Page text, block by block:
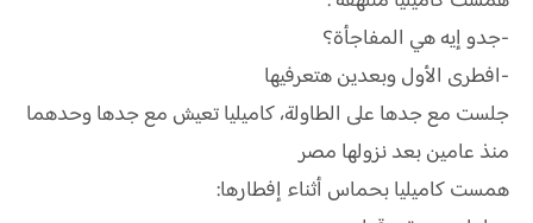
-جدو إيه هي المفاجأة؟
-افطرى الأول وبعدين هتعرفيها
جلست مع جدها على الطاولة، كاميليا تعيش مع جدها وحدهما
منذ عامين بعد نزولها مصر
همست كاميليا بحماس أثناء إفطارها: